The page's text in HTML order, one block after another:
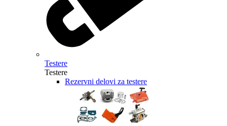
Testere
Testere
Rezervni delovi za testere